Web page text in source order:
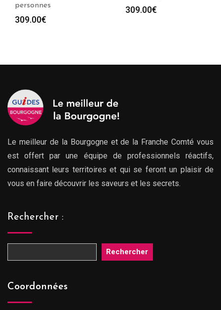
309.00€
personnes
Le meilleur de la Bourgogne et de la Franche Comté vous
est offert par une équipe de professionnels réactifs,
connaissant leurs territoires et qui se feront un plaisir de
vous en faire découvrir les saveurs et les secrets.
Rechercher :
Rechercher
Coordonnées